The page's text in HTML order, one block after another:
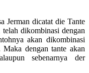
Jerman dicatat die Tante
dikombinasi dengan
akan dikombinasi
Maka dengan tante akan
sebenarnya der